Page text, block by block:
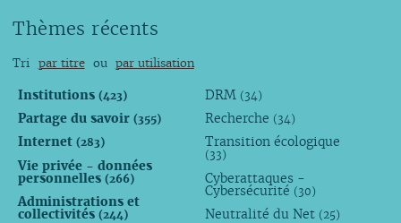
Thèmes récents
Tri par titre ou par utilisation
Institutions (423)
Partage du savoir (355)
Internet (283)
Vie privée - données
personnelles (266)
Administrations et
collectivités (244)
DRM (34)
Recherche (34)
Transition écologique
(33)
Cyberattaques -
Cybersécurité (30)
Neutralité du Net (25)